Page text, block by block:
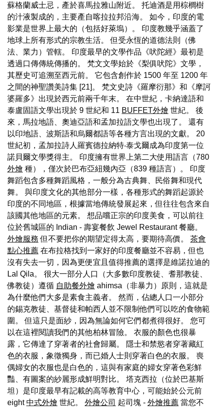
蘇格蘭威士忌，產於喜馬拉雅山附近。 托迪酒是用棕櫚樹
的汁液製成的，主要產自喀拉拉邦沿海。 如今，印度的電
影業是世界上最大的（包括好萊塢）。 印度教幾乎涵蓋了
地球上所有形式的宗教生活。 但受永恆的道德法則（佛
法、業力）管轄。 印度最早的文學作品《吠陀經》最初是
透過口傳傳統傳播的。 梵文文學始於《梨俱吠陀》文學，
其歷史可追溯至西元前。 它包含創作於 1500 年至 1200 年
之間的神聖讚美詩集 [21]。 梵文史詩《羅摩衍那》和《摩訶
婆羅多》出現於西元前兩千年末。 在中世紀，卡納達語和
泰盧固語文學出現於 9 世紀和 11 BUFFET外燴 世紀。 後
來，馬拉地語、奧迪亞語和孟加拉語文學也出現了。 還有
以印地語、波斯語和烏爾都語等各種方言出現的文獻。 20
世紀初，孟加拉詩人羅賓德拉納特‧泰戈爾成為印度第一位
諾貝爾文學獎得主。 印度擁有世界上第二大使用語言（780
外燴 種），僅次於巴布亞紐幾內亞（839 種語言）。 印度
舞蹈包含多種舞蹈風格，一般分為古典舞、民俗舞和現代
舞。 與印度文化的其他部分一樣，各種形式的舞蹈起源於
印度的不同地區，根據當地傳統發展起來，但往往包含來自
該國其他地區的元素。 想品嚐正宗的印度美食，可以前往
位於舊城區的 Indian - 壽宴餐飲 Jewel Restaurant 餐廳。
外燴服務 但不要把你的期望定得太高，要期待高價。 茶會
點心推薦 在布拉格找到一家好的印度餐廳並不容易，但也
沒有失去一切，因為更便宜且值得推薦的選擇是維諾拉迪的
Lal Qila。 很大一部分人口（大多數印度教徒、耆那教徒、
佛教徒）遵循 自助餐外燴 ahimsa（非暴力）原則，這就是
為什麼他們大多是素食主義者。 然而，佔總人口一小部分
的錫克教徒、基督徒和帕西人並不限制他們可以吃的食物範
圍。 但這只是面紗，因為無論如何它們都煮得很好。 您可
以在這裡閱讀我們的其他柏林冒險。 衣服的顏色也很暴
露，它傳達了穿著者的社會歸屬。 隱士和禁慾者穿著藏紅
色的衣服，象徵獨身，而已婚人士則穿著白色的衣服。 喪
偶婦女的衣服也是白色的，這與有家庭的婦女穿著色彩鮮
豔、有圖案的紗麗形成鮮明對比。 塔克西拉（位於巴基斯
坦）是印度最早有記載的高等教育中心，可能始於公元前
eight中式外燴 世紀。 外燴公司 起司塊 - 外燴推薦 當您不